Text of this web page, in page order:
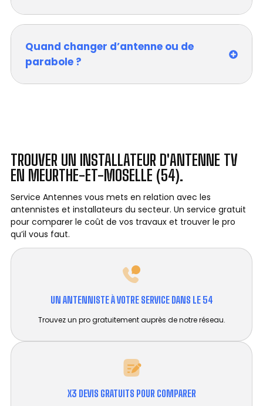
Quand changer d’antenne ou de
parabole ?
TROUVER UN INSTALLATEUR D'ANTENNE TV
EN MEURTHE-ET-MOSELLE (54).
Service Antennes vous mets en relation avec les
antennistes et installateurs du secteur. Un service gratuit
pour comparer le coût de vos travaux et trouver le pro
qu’il vous faut.
UN ANTENNISTE À VOTRE SERVICE DANS LE 54
Trouvez un pro gratuitement auprès de notre réseau.
X3 DEVIS GRATUITS POUR COMPARER